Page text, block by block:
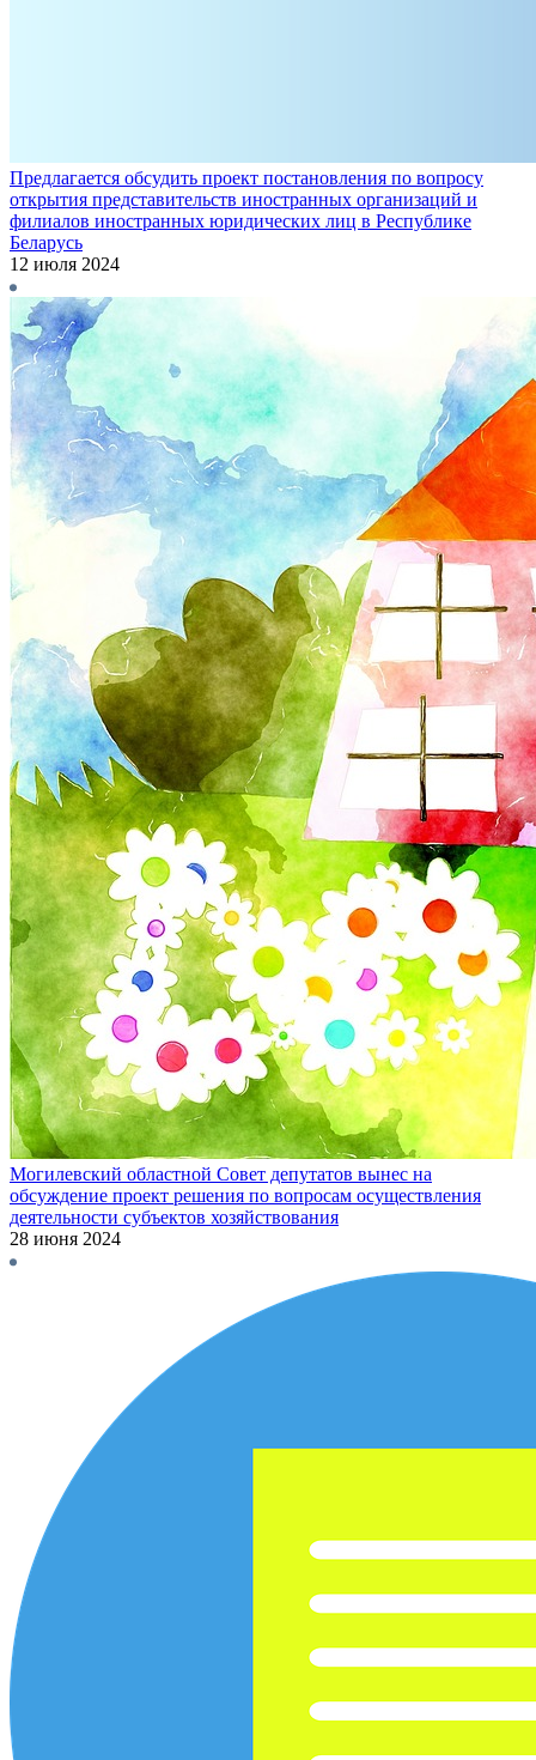
Предлагается обсудить проект постановления по вопросу
открытия представительств иностранных организаций и
филиалов иностранных юридических лиц в Республике
Беларусь
12 июля 2024
Могилевский областной Совет депутатов вынес на
обсуждение проект решения по вопросам осуществления
деятельности субъектов хозяйствования
28 июня 2024